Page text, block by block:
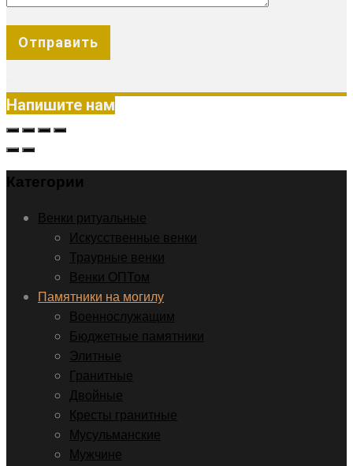
Напишите нам
Категории
Венки ритуальные
Искусственные венки
Траурные венки
Венки ОПТом
Памятники на могилу
Военнослужащим
Бюджетные памятники
Элитные
Гранитные
Двойные
Кресты гранитные
Мусульманские
Мужчине